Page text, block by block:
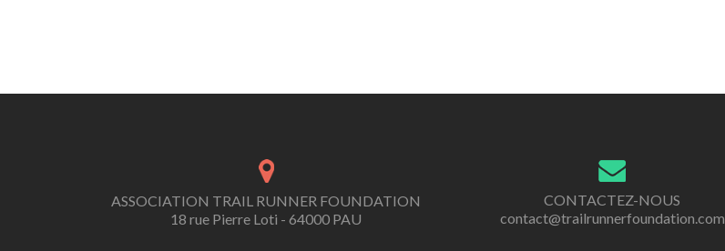
ASSOCIATION TRAIL RUNNER FOUNDATION
18 rue Pierre Loti - 64000 PAU
CONTACTEZ-NOUS
contact@trailrunnerfoundation.com